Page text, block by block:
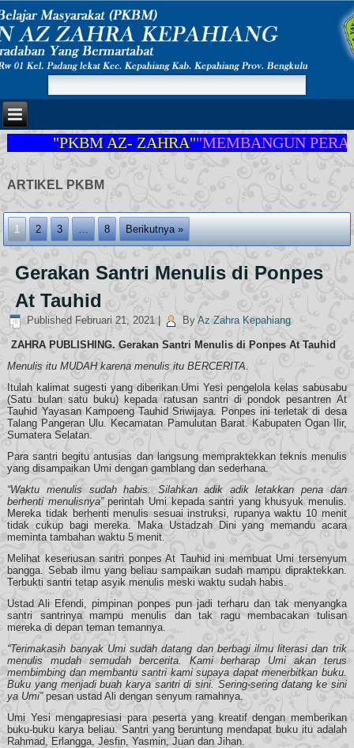
"PKBM AZ- ZAHRA""MEMBANGUN
ARTIKEL PKBM
1 2 3 … 8 Berikutnya »
Gerakan Santri Menulis di Ponpes
At Tauhid
Published Februari 21, 2021 By Az Zahra Kepahiang
ZAHRA PUBLISHING. Gerakan Santri Menulis di Ponpes At Tauhid
Menulis itu MUDAH karena menulis itu BERCERITA.
Itulah kalimat sugesti yang diberikan Umi Yesi pengelola kelas sabusabu
(Satu bulan satu buku) kepada ratusan santri di pondok pesantren At
Tauhid Yayasan Kampoeng Tauhid Sriwijaya. Ponpes ini terletak di desa
Talang Pangeran Ulu. Kecamatan Pamulutan Barat. Kabupaten Ogan Ilir,
Sumatera Selatan.
Para santri begitu antusias dan langsung mempraktekkan teknis menulis
yang disampaikan Umi dengan gamblang dan sederhana.
“Waktu menulis sudah habis. Silahkan adik adik letakkan pena dan
berhenti menulisnya”perintah Umi kepada santri yang khusyuk menulis.
Mereka tidak berhenti menulis sesuai instruksi, rupanya waktu 10 menit
tidak cukup bagi mereka. Maka Ustadzah Dini yang memandu acara
meminta tambahan waktu 5 menit.
Melihat keseriusan santri ponpes At Tauhid ini membuat Umi tersenyum
bangga. Sebab ilmu yang beliau sampaikan sudah mampu dipraktekkan.
Terbukti santri tetap asyik menulis meski waktu sudah habis.
Ustad Ali Efendi, pimpinan ponpes pun jadi terharu dan tak menyangka
santri santrinya mampu menulis dan tak ragu membacakan tulisan
mereka di depan teman temannya.
“Terimakasih banyak Umi sudah datang dan berbagi ilmu literasi dan trik
menulis mudah semudah bercerita. Kami berharap Umi akan terus
membimbing dan membantu santri kami supaya dapat menerbitkan buku.
Buku yang menjadi buah karya santri di sini. Sering-sering datang ke sini
ya Umi”pesan ustad Ali dengan senyum ramahnya.
Umi Yesi mengapresiasi para peserta yang kreatif dengan memberikan
buku-buku karya beliau. Santri yang beruntung mendapat buku itu adalah
Rahmad, Erlangga, Jesfin, Yasmin, Juan dan Jihan.